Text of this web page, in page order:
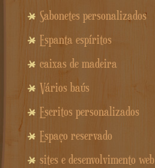
Sabonetes personalizados
Espanta espíritos
caixas de madeira
Vários baús
Escritos personalizados
Espaço reservado
sites e desenvolvimento web